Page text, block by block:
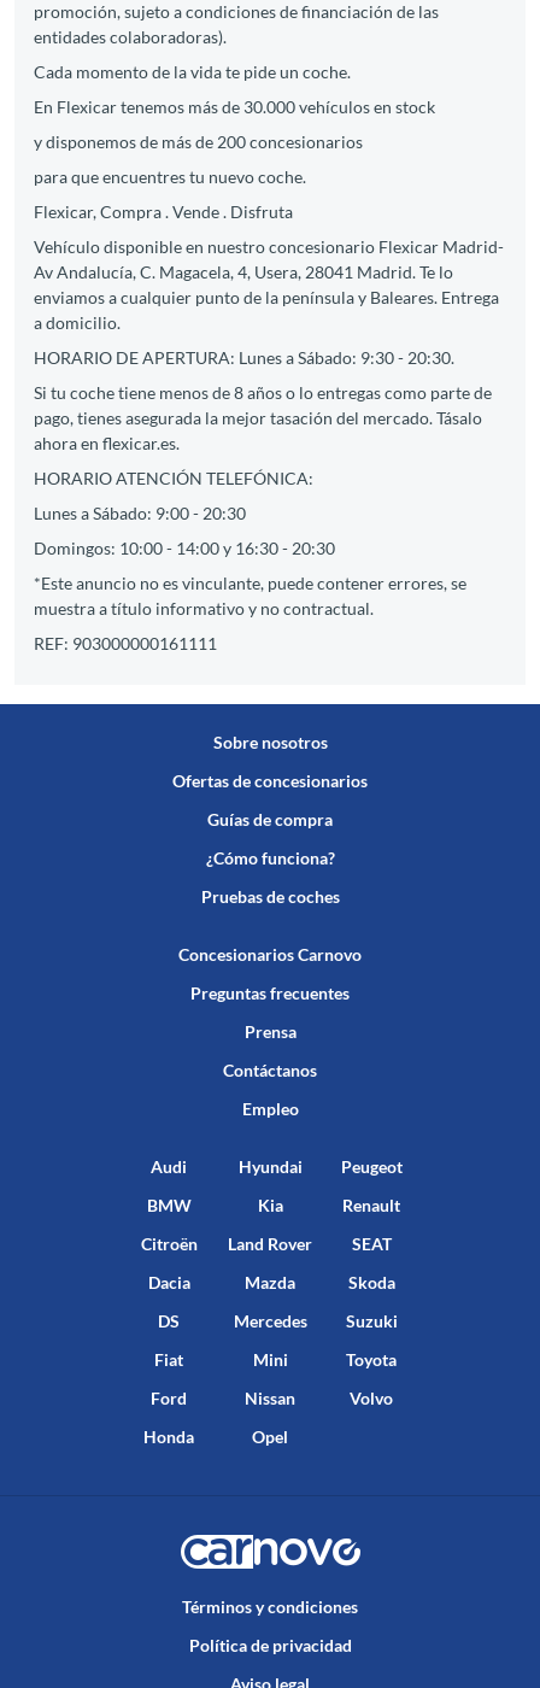
promoción, sujeto a condiciones de financiación de las
entidades colaboradoras).
Cada momento de la vida te pide un coche.
En Flexicar tenemos más de 30.000 vehículos en stock
y disponemos de más de 200 concesionarios
para que encuentres tu nuevo coche.
Flexicar, Compra . Vende . Disfruta
Vehículo disponible en nuestro concesionario Flexicar Madrid-
Av Andalucía, C. Magacela, 4, Usera, 28041 Madrid. Te lo
enviamos a cualquier punto de la península y Baleares. Entrega
a domicilio.
HORARIO DE APERTURA: Lunes a Sábado: 9:30 - 20:30.
Si tu coche tiene menos de 8 años o lo entregas como parte de
pago, tienes asegurada la mejor tasación del mercado. Tásalo
ahora en flexicar.es.
HORARIO ATENCIÓN TELEFÓNICA:
Lunes a Sábado: 9:00 - 20:30
Domingos: 10:00 - 14:00 y 16:30 - 20:30
*Este anuncio no es vinculante, puede contener errores, se
muestra a título informativo y no contractual.
REF: 903000000161111
Sobre nosotros
Ofertas de concesionarios
Guías de compra
¿Cómo funciona?
Pruebas de coches
Concesionarios Carnovo
Preguntas frecuentes
Prensa
Contáctanos
Empleo
Audi
BMW
Citroën
Dacia
DS
Fiat
Ford
Honda
Hyundai
Kia
Land Rover
Mazda
Mercedes
Mini
Nissan
Opel
Peugeot
Renault
SEAT
Skoda
Suzuki
Toyota
Volvo
Términos y condiciones
Política de privacidad
Aviso legal